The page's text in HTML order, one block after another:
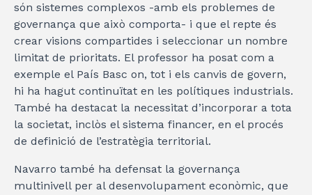
són sistemes complexos -amb els problemes de
governança que això comporta- i que el repte és
crear visions compartides i seleccionar un nombre
limitat de prioritats. El professor ha posat com a
exemple el País Basc on, tot i els canvis de govern,
hi ha hagut continuïtat en les polítiques industrials.
També ha destacat la necessitat d’incorporar a tota
la societat, inclòs el sistema financer, en el procés
de definició de l’estratègia territorial.
Navarro també ha defensat la governança
multinivell per al desenvolupament econòmic, que